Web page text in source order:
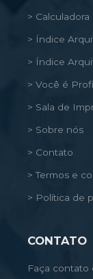
>
> Índice
> Índice
> Você é
> Sala de
> Sobre nós
> Contato
> Termos e
> Política de
CONTATO
Faça contato